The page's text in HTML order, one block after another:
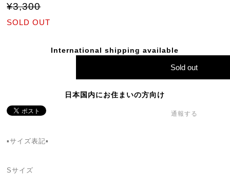
¥3,300
SOLD OUT
International shipping available
Sold out
日本国内にお住まいの方向け
通報する
▪️サイズ表記▪️
Sサイズ